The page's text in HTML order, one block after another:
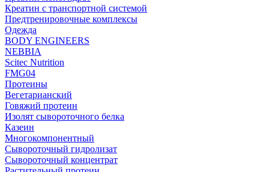
Креатин с транспортной системой
Предтренировочные комплексы
Одежда
BODY ENGINEERS
NEBBIA
Scitec Nutrition
FMG04
Протеины
Вегетарианский
Говяжий протеин
Изолят сывороточного белка
Казеин
Многокомпонентный
Сывороточный гидролизат
Сывороточный концентрат